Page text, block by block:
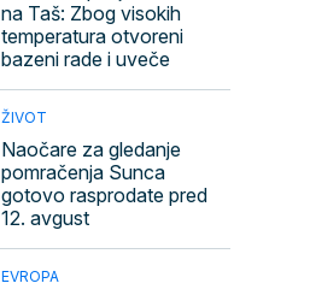
na Taš: Zbog visokih
temperatura otvoreni
bazeni rade i uveče
ŽIVOT
Naočare za gledanje
pomračenja Sunca
gotovo rasprodate pred
12. avgust
EVROPA